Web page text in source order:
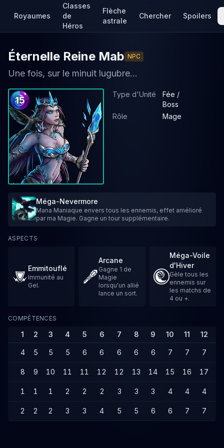
Royaumes
Classes
de
Héros
Flèche
astrale
Chercher Spoilers
Éternelle Reine Mab NPC
Une fois, sur le minuit lugubre...
15
Type d'Unité
Fée /
Boss
Rôle
Mage
Méga-Nevermore
Mana Maniaque envers tous les ennemis, effet amélioré
par ma Magie. Gagne un tour supplémentaire.
ASPECTS
Emmitouflé
Immunité au
Gel.
Arcane
Gagne 1 de
Magie
lorsqu'un allié
lance un sort.
Méga-Voile
d'Hiver
Gèle tous les
ennemis sur
les matchs de
4 ou +.
COMPÉTENCES
1 2 3 4 5 6 7 8 9 10 11 12
4 5 5 5 6 6 6 6 6 7 7 7
8 9 10 11 11 12 12 13 14 15 16 17
1 1 1 2 2 2 3 3 3 4 4 4
2 2 2 3 3 4 5 5 6 6 7 7